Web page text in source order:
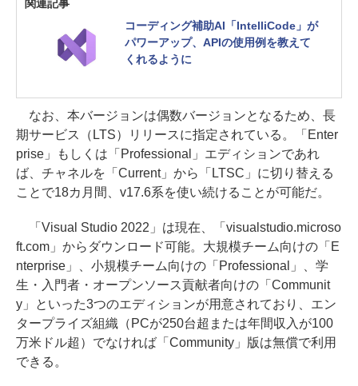
関連記事
コーディング補助AI「IntelliCode」が
パワーアップ、APIの使用例を教えて
くれるように
なお、本バージョンは偶数バージョンとなるため、長
期サービス（LTS）リリースに指定されている。「Enter
prise」もしくは「Professional」エディションであれ
ば、チャネルを「Current」から「LTSC」に切り替える
ことで18カ月間、v17.6系を使い続けることが可能だ。
「Visual Studio 2022」は現在、「visualstudio.microso
ft.com」からダウンロード可能。大規模チーム向けの「E
nterprise」、小規模チーム向けの「Professional」、学
生・入門者・オープンソース貢献者向けの「Communit
y」といった3つのエディションが用意されており、エン
タープライズ組織（PCが250台超または年間収入が100
万米ドル超）でなければ「Community」版は無償で利用
できる。